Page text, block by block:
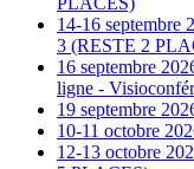
14-16 septembre
3 (RESTE 2
16 septembre
ligne -
19 septembre
10-11 octobre
12-13 octobre